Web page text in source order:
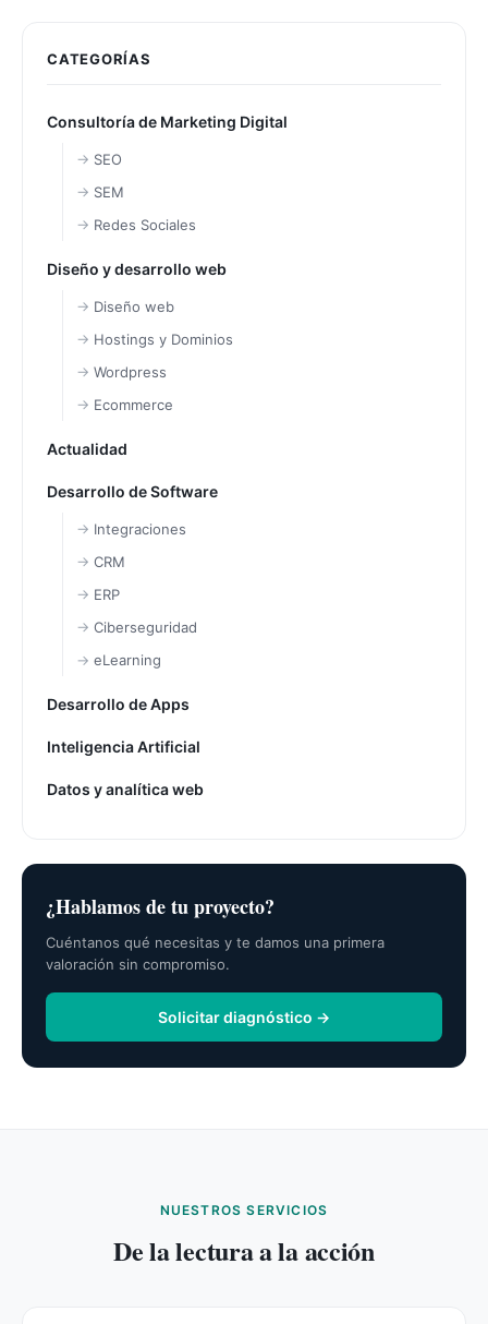
CATEGORÍAS
Consultoría de Marketing Digital
SEO
SEM
Redes Sociales
Diseño y desarrollo web
Diseño web
Hostings y Dominios
Wordpress
Ecommerce
Actualidad
Desarrollo de Software
Integraciones
CRM
ERP
Ciberseguridad
eLearning
Desarrollo de Apps
Inteligencia Artificial
Datos y analítica web
¿Hablamos de tu proyecto?
Cuéntanos qué necesitas y te damos una primera
valoración sin compromiso.
Solicitar diagnóstico →
NUESTROS SERVICIOS
De la lectura a la acción